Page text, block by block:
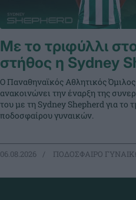
Με το τριφύλλι
στήθος η Sydney
Ο Παναθηναϊκός Αθλητικός Όμιλος
ανακοινώνει την έναρξη της
του με τη Sydney Shepherd για το
ποδοσφαίρου γυναικών.
06.08.2026 ΠΟΔΟΣΦΑΙΡΟ